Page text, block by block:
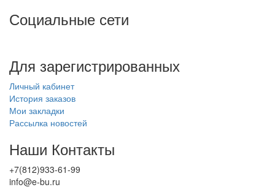
Социальные сети
Для зарегистрированных
Личный кабинет
История заказов
Мои закладки
Рассылка новостей
Наши Контакты
+7(812)933-61-99
info@e-bu.ru